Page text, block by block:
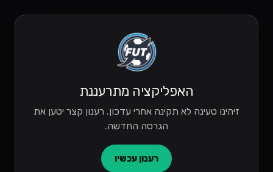
האפליקציה מתרעננת
זיהינו טעינה לא תקינה אחרי עדכון. רענון קצר יטען את
הגרסה החדשה.
רענון עכשיו